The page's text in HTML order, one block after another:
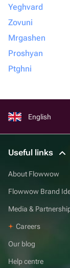
Yeghvard
Zovuni
Mrgashen
Proshyan
Ptghni
English
Useful links
About Flowwow
Flowwow Brand
Media &
Careers
Our blog
Help centre